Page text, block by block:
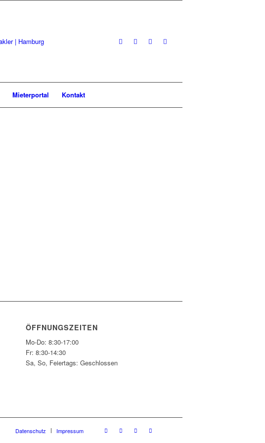
Mieterportal Kontakt
ÖFFNUNGSZEITEN
Mo-Do: 8:30-17:00
Fr: 8:30-14:30
Sa, So, Feiertags: Geschlossen
Datenschutz Impressum